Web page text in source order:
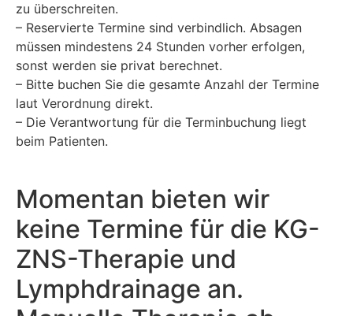
zu überschreiten.
– Reservierte Termine sind verbindlich. Absagen
müssen mindestens 24 Stunden vorher erfolgen,
sonst werden sie privat berechnet.
– Bitte buchen Sie die gesamte Anzahl der Termine
laut Verordnung direkt.
– Die Verantwortung für die Terminbuchung liegt
beim Patienten.
Momentan bieten wir
keine Termine für die KG-
ZNS-Therapie und
Lymphdrainage an.